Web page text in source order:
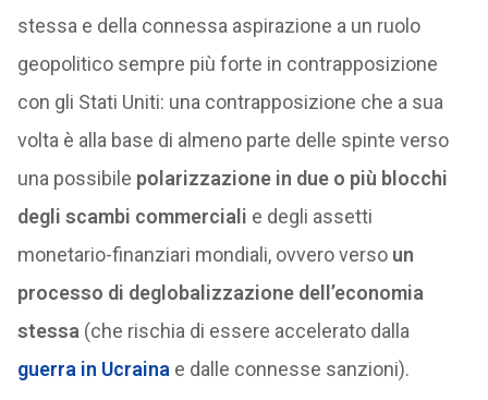
stessa e della connessa aspirazione a un ruolo
geopolitico sempre più forte in contrapposizione
con gli Stati Uniti: una contrapposizione che a sua
volta è alla base di almeno parte delle spinte verso
una possibile polarizzazione in due o più blocchi
degli scambi commerciali e degli assetti
monetario-finanziari mondiali, ovvero verso un
processo di deglobalizzazione dell’economia
stessa (che rischia di essere accelerato dalla
guerra in Ucraina e dalle connesse sanzioni).